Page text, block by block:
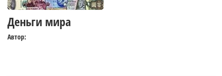
Деньги мира
Автор: